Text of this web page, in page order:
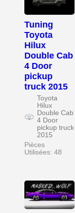
Tuning
Toyota
Hilux
Double Cab
4 Door
pickup
truck 2015
Toyota
Hilux
Double Cab
4 Door
pickup truck
2015
Pièces
Utilisées: 48